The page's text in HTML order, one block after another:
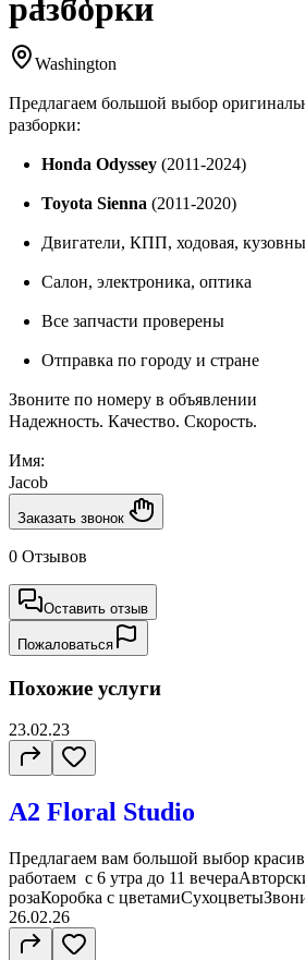
разборки
Washington
Предлагаем большой выбор
разборки:
Honda Odyssey (2011-2024)
Toyota Sienna (2011-2020)
Двигатели, КПП, ходовая,
Салон, электроника, оптика
Все запчасти проверены
Отправка по городу и стране
Звоните по номеру в объявлении
Надежность. Качество. Скорость.
Имя:
Jacob
Заказать звонок
0 Отзывов
Оставить отзыв
Пожаловаться
Похожие услуги
23.02.23
A2 Floral Studio
Предлагаем вам большой выбор
работаем с 6 утра до 11
розаКоробка с
26.02.26